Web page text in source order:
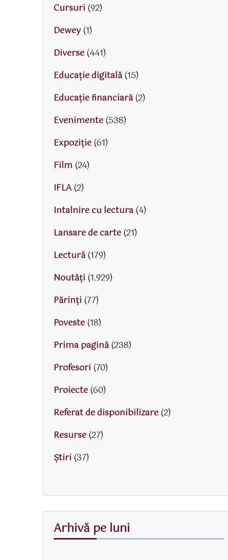
Cursuri (92)
Dewey(1)
Diverse(441)
Educaţie digitală(15)
Educaţie financiară(2)
Evenimente(538)
Expoziție(61)
Film (24)
IFLA(2)
Intalnire cu lectura(4)
Lansare de carte(21)
Lectură(179)
Noutăți (1.929)
Părinţi (77)
Poveste(18)
Prima pagină(238)
Profesori (70)
Proiecte(60)
Referat de disponibilizare(2)
Resurse(27)
Știri (37)
Arhivă pe luni